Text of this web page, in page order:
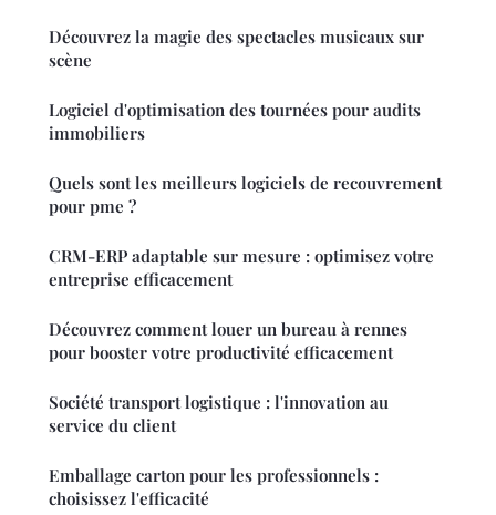
Découvrez la magie des spectacles musicaux sur
scène
Logiciel d'optimisation des tournées pour audits
immobiliers
Quels sont les meilleurs logiciels de recouvrement
pour pme ?
CRM-ERP adaptable sur mesure : optimisez votre
entreprise efficacement
Découvrez comment louer un bureau à rennes
pour booster votre productivité efficacement
Société transport logistique : l'innovation au
service du client
Emballage carton pour les professionnels :
choisissez l'efficacité